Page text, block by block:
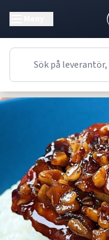
Recept Huvudrätt Asiatiskt